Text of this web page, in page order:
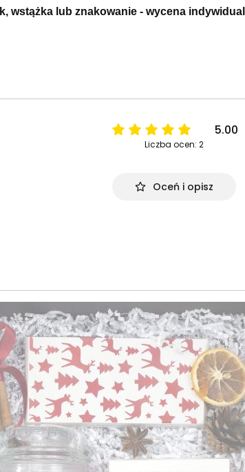
wstążka lub znakowanie - wycena
5.00
Liczba ocen: 2
Oceń i opisz